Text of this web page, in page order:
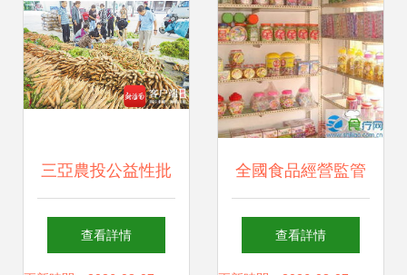
三亞農投公益性批
發市場 架起“菜園
查看詳情
全國食品經營監管
工作會議在京圓滿
查看詳情